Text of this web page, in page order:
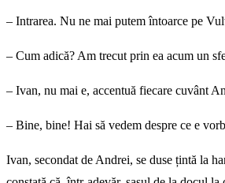
– Intrarea. Nu ne mai putem întoarce pe
– Cum adică? Am trecut prin ea acum un
– Ivan, nu mai e, accentuă fiecare cuvânt
– Bine, bine! Hai să vedem despre ce e
Ivan, secondat de Andrei, se duse țintă la